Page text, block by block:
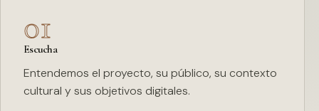
01
Escucha
Entendemos el proyecto, su público, su contexto
cultural y sus objetivos digitales.